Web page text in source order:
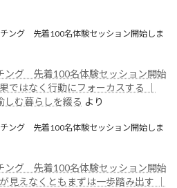
ング 先着100名体験セッション開始しま
ング 先着100名体験セッション開始
ではなく行動にフォーカスする │
しむ暮らしを綴る より
ング 先着100名体験セッション開始しま
ング 先着100名体験セッション開始
見えなくともまずは一歩踏み出す │